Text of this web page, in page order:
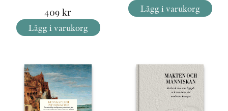
409 kr
Lägg i varukorg
Lägg i varukorg